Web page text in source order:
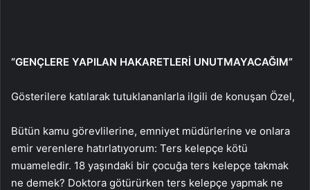
“GENÇLERE YAPILAN HAKARETLERİ UNUTMAYACAĞIM”
Gösterilere katılarak tutuklananlarla ilgili de konuşan Özel,
Bütün kamu görevlilerine, emniyet müdürlerine ve onlara
emir verenlere hatırlatıyorum: Ters kelepçe kötü
muameledir. 18 yaşındaki bir çocuğa ters kelepçe takmak
ne demek? Doktora götürürken ters kelepçe yapmak ne